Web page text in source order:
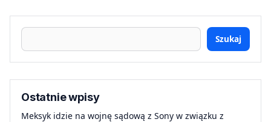
Szukaj
Ostatnie wpisy
Meksyk idzie na wojnę sądową z Sony w związku z